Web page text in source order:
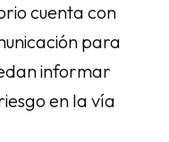
cuenta con
para
informar
en la vía